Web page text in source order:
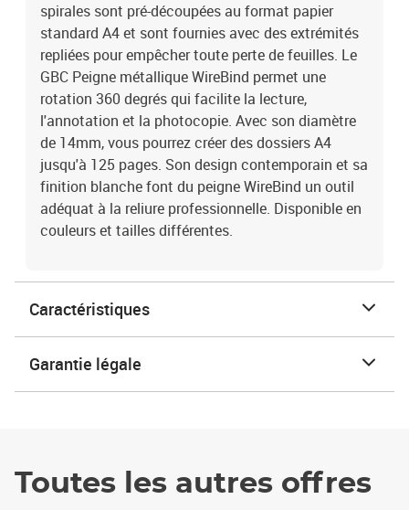
spirales sont pré-découpées au format papier
standard A4 et sont fournies avec des extrémités
repliées pour empêcher toute perte de feuilles. Le
GBC Peigne métallique WireBind permet une
rotation 360 degrés qui facilite la lecture,
l'annotation et la photocopie. Avec son diamètre
de 14mm, vous pourrez créer des dossiers A4
jusqu'à 125 pages. Son design contemporain et sa
finition blanche font du peigne WireBind un outil
adéquat à la reliure professionnelle. Disponible en
couleurs et tailles différentes.
Caractéristiques
Garantie légale
Toutes les autres offres